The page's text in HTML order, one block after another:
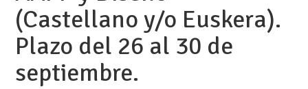
(Castellano y/o Euskera).
Plazo del 26 al 30 de
septiembre.